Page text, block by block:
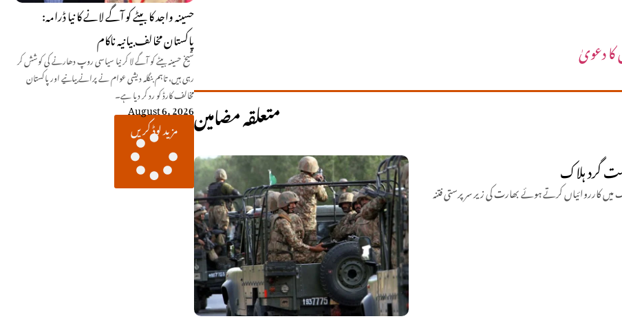
حسینہ واجد کا بیٹے کو آگے لانے کا نیا ڈرامہ:
پاکستان مخالف بیانیہ ناکام
شیخ حسینہ بیٹے کو آگے لا کر نیا سیاسی روپ دھارنے کی کوشش کر
رہی ہیں، تاہم بنگلہ دیشی عوام نے پرانے بیانیے اور پاکستان
مخالف کارڈ کو رد کر دیا ہے۔
August 6, 2026
مزید لوڈ کریں
کا دعویٰ
متعلقہ مضامین
اور مستونگ میں کارروائیاں کرتے ہوئے بھارت کی زیر سرپرستی فتنہ